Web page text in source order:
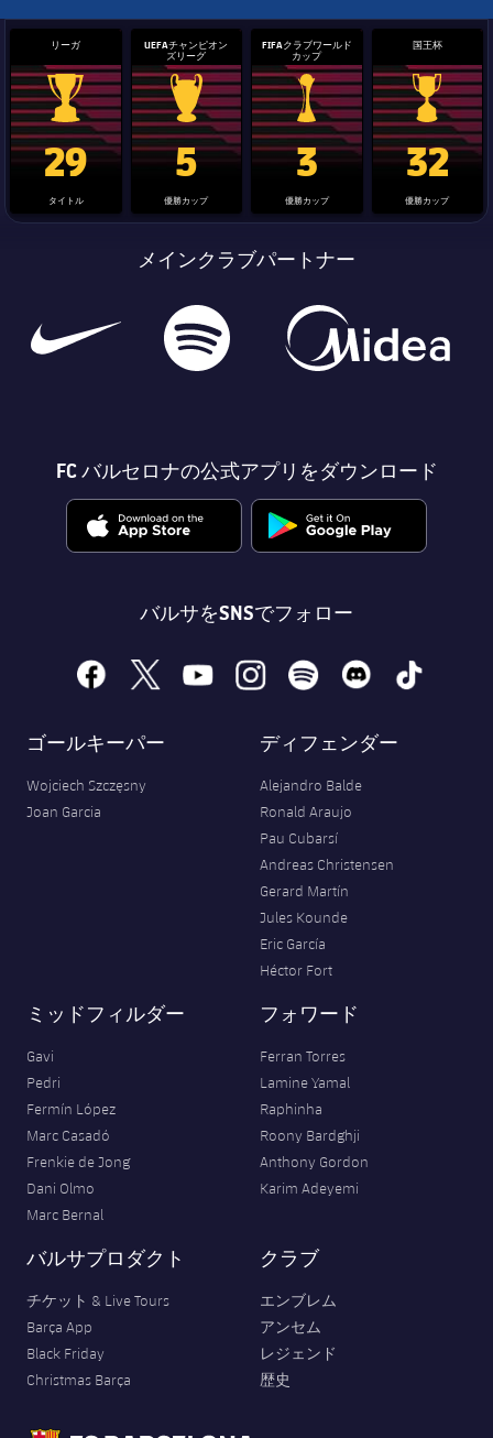
リーガ
La Liga trophy
29
タイトル
UEFAチャンピオン
ズリーグ
Champions League trophy
5
優勝カップ
FIFAクラブワールド
カップ
label.aria.clubworldcup
3
優勝カップ
国王杯
国王杯
32
優勝カップ
メインクラブパートナー
FC バルセロナの公式アプリをダウンロード
バルサをSNSでフォロー
facebook
x youtubeinstagramspotify discord tiktok
ゴールキーパー
Wojciech Szczęsny
Joan Garcia
ディフェンダー
Alejandro Balde
Ronald Araujo
Pau Cubarsí
Andreas Christensen
Gerard Martín
Jules Kounde
Eric García
Héctor Fort
ミッドフィルダー
Gavi
Pedri
Fermín López
Marc Casadó
Frenkie de Jong
Dani Olmo
Marc Bernal
フォワード
Ferran Torres
Lamine Yamal
Raphinha
Roony Bardghji
Anthony Gordon
Karim Adeyemi
バルサプロダクト
チケット & Live Tours
Barça App
Black Friday
Christmas Barça
クラブ
エンブレム
アンセム
レジェンド
歴史